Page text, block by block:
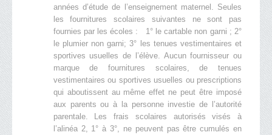
années d’étude de l’enseignement maternel. Seules
les fournitures scolaires suivantes ne sont pas
fournies par les écoles : 1° le cartable non garni ; 2°
le plumier non garni; 3° les tenues vestimentaires et
sportives usuelles de l’élève. Aucun fournisseur ou
marque de fournitures scolaires, de tenues
vestimentaires ou sportives usuelles ou prescriptions
qui aboutissent au même effet ne peut être imposé
aux parents ou à la personne investie de l’autorité
parentale. Les frais scolaires autorisés visés à
l’alinéa 2, 1° à 3°, ne peuvent pas être cumulés en